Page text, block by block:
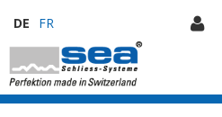
DE FR